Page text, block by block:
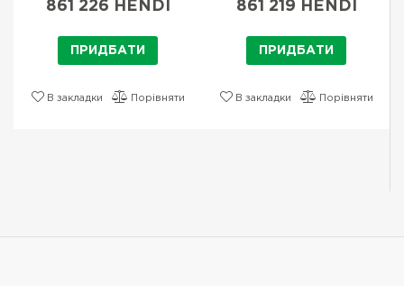
861 226 HENDI
ПРИДБАТИ
В закладки Порівняти
861 219 HENDI
ПРИДБАТИ
В закладки Порівняти